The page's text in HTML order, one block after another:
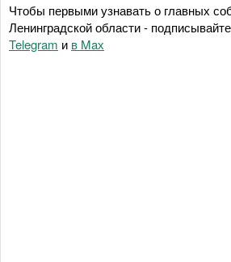
Чтобы первыми узнавать о главных
Ленинградской области -
Telegram и в Maх